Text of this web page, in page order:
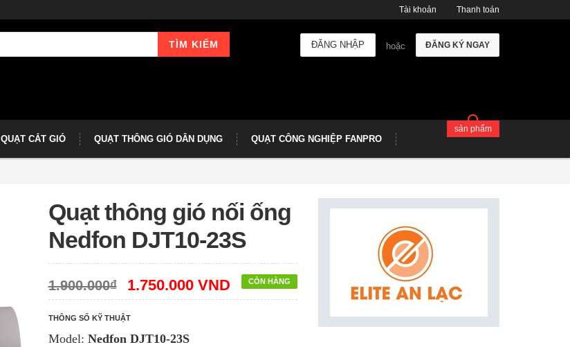
Tài khoản Thanh toán
TÌM KIẾM ĐĂNG KÝ NGAY
hoặc
ĐĂNG NHẬP
QUẠT CẮT GIÓ QUẠT THÔNG GIÓ DÂN DỤNG QUẠT CÔNG NGHIỆP FANPRO
sản phẩm
Quạt thông gió nối ống
Nedfon DJT10-23S
CÒN HÀNG
1.900.000₫ 1.750.000 VND
THÔNG SỐ KỸ THUẬT
Model: Nedfon DJT10-23S